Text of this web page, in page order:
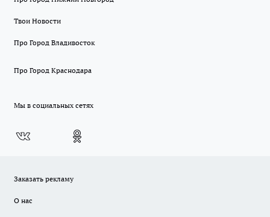
Твои Новости
Про Город Владивосток
Про Город Краснодара
Мы в социальных сетях
Заказать рекламу
О нас